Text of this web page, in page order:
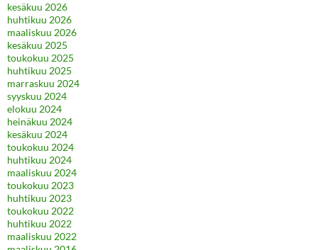
kesäkuu 2026
huhtikuu 2026
maaliskuu 2026
kesäkuu 2025
toukokuu 2025
huhtikuu 2025
marraskuu 2024
syyskuu 2024
elokuu 2024
heinäkuu 2024
kesäkuu 2024
toukokuu 2024
huhtikuu 2024
maaliskuu 2024
toukokuu 2023
huhtikuu 2023
toukokuu 2022
huhtikuu 2022
maaliskuu 2022